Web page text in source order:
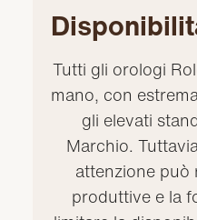
Tutti gli orologi
mano, con
gli elevati
Marchio.
attenzione può
produttive e la